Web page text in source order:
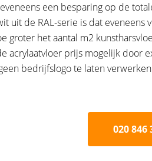
een besparing op de
uit de RAL-serie is dat
groter het aantal m2
acrylaatvloer prijs mogelijk door
bedrijfslogo te laten
020 846